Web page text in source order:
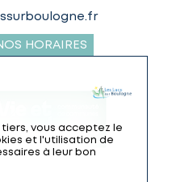
HORAIRES
vous acceptez le
et l'utilisation de
à leur bon